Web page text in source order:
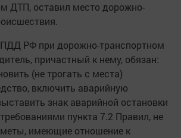
ДТП, оставил место дорожно-
ПДД РФ при дорожно-транспортном
причастный к нему, обязан:
(не трогать с места)
включить аварийную
знак аварийной остановки
пункта 7.2 Правил, не
имеющие отношение к